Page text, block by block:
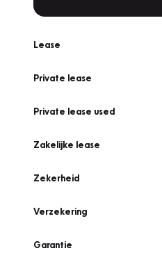
Lease
Private lease
Private lease used
Zakelijke lease
Zekerheid
Verzekering
Garantie